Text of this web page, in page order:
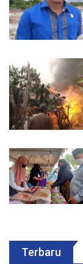
Terbaru